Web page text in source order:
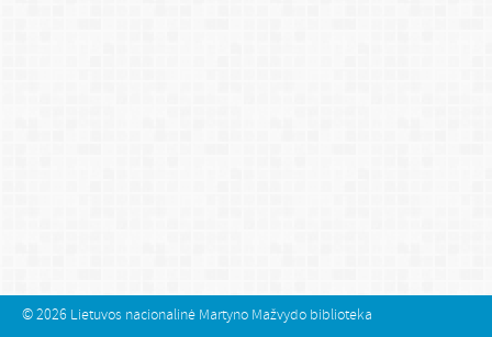
© 2026 Lietuvos nacionalinė Martyno Mažvydo biblioteka